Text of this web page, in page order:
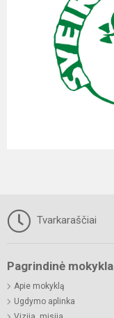
Tvarkaraščiai
Pagrindinė mokykla
Apie mokyklą
Ugdymo aplinka